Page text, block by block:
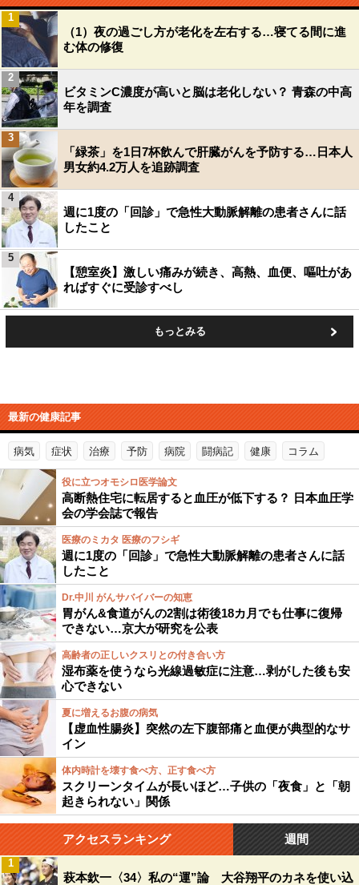
（1）夜の過ごし方が老化を左右する…寝てる間に進
む体の修復
1
ビタミンC濃度が高いと脳は老化しない？ 青森の中高
年を調査
2
「緑茶」を1日7杯飲んで肝臓がんを予防する…日本人
男女約4.2万人を追跡調査
3
週に1度の「回診」で急性大動脈解離の患者さんに話
したこと
4
【憩室炎】激しい痛みが続き、高熱、血便、嘔吐があ
ればすぐに受診すべし
5
もっとみる
最新の健康記事
病気 症状 治療 予防 病院 闘病記 健康 コラム
役に立つオモシロ医学論文
高断熱住宅に転居すると血圧が低下する？ 日本血圧学
会の学会誌で報告
医療のミカタ 医療のフシギ
週に1度の「回診」で急性大動脈解離の患者さんに話
したこと
Dr.中川 がんサバイバーの知恵
胃がん&食道がんの2割は術後18カ月でも仕事に復帰
できない…京大が研究を公表
高齢者の正しいクスリとの付き合い方
湿布薬を使うなら光線過敏症に注意…剥がした後も安
心できない
夏に増えるお腹の病気
【虚血性腸炎】突然の左下腹部痛と血便が典型的なサ
イン
体内時計を壊す食べ方、正す食べ方
スクリーンタイムが長いほど…子供の「夜食」と「朝
起きられない」関係
アクセスランキング 週間
萩本欽一〈34〉私の“運”論 大谷翔平のカネを使い込
1